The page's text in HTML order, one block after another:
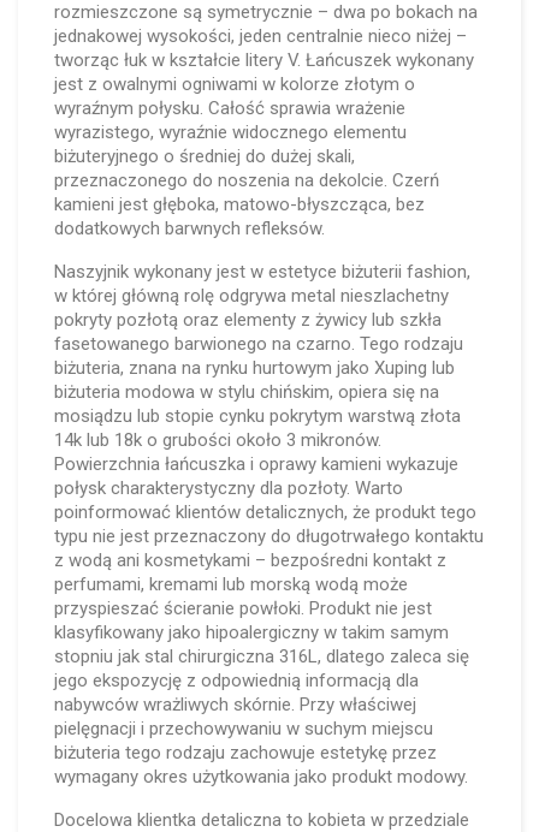
rozmieszczone są symetrycznie – dwa po bokach na
jednakowej wysokości, jeden centralnie nieco niżej –
tworząc łuk w kształcie litery V. Łańcuszek wykonany
jest z owalnymi ogniwami w kolorze złotym o
wyraźnym połysku. Całość sprawia wrażenie
wyrazistego, wyraźnie widocznego elementu
biżuteryjnego o średniej do dużej skali,
przeznaczonego do noszenia na dekolcie. Czerń
kamieni jest głęboka, matowo-błyszcząca, bez
dodatkowych barwnych refleksów.
Naszyjnik wykonany jest w estetyce biżuterii fashion,
w której główną rolę odgrywa metal nieszlachetny
pokryty pozłotą oraz elementy z żywicy lub szkła
fasetowanego barwionego na czarno. Tego rodzaju
biżuteria, znana na rynku hurtowym jako Xuping lub
biżuteria modowa w stylu chińskim, opiera się na
mosiądzu lub stopie cynku pokrytym warstwą złota
14k lub 18k o grubości około 3 mikronów.
Powierzchnia łańcuszka i oprawy kamieni wykazuje
połysk charakterystyczny dla pozłoty. Warto
poinformować klientów detalicznych, że produkt tego
typu nie jest przeznaczony do długotrwałego kontaktu
z wodą ani kosmetykami – bezpośredni kontakt z
perfumami, kremami lub morską wodą może
przyspieszać ścieranie powłoki. Produkt nie jest
klasyfikowany jako hipoalergiczny w takim samym
stopniu jak stal chirurgiczna 316L, dlatego zaleca się
jego ekspozycję z odpowiednią informacją dla
nabywców wrażliwych skórnie. Przy właściwej
pielęgnacji i przechowywaniu w suchym miejscu
biżuteria tego rodzaju zachowuje estetykę przez
wymagany okres użytkowania jako produkt modowy.
Docelowa klientka detaliczna to kobieta w przedziale